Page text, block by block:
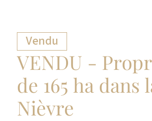
Vendu
VENDU -
de 165 ha dans
Nièvre